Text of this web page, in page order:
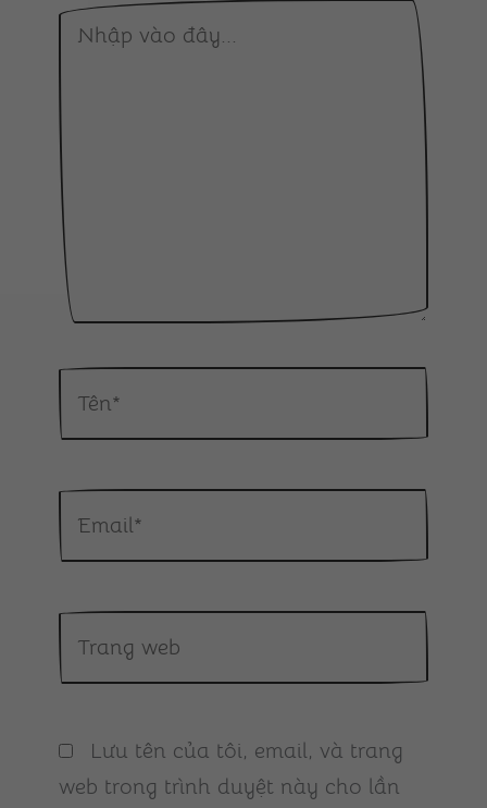
Nhập
vào
web
Lưu tên của tôi, email, và trang
web trong trình duyệt này cho lần